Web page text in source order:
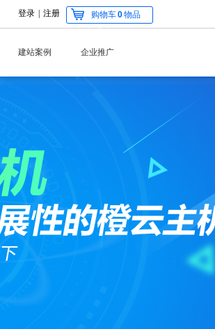
登录 注册 购物车0物品
建站案例 企业推广
网站建设的